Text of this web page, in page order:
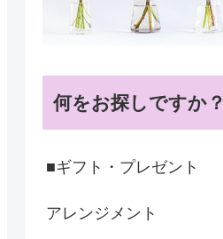
何をお探しですか？
■ギフト・プレゼント
アレンジメント